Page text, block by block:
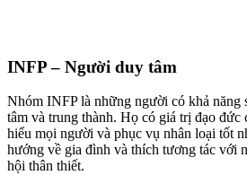
INFP – Người duy tâm
Nhóm INFP là những người có khả năng
tâm và trung thành. Họ có giá trị đạo đức
hiểu mọi người và phục vụ nhân loại tốt
hướng về gia đình và thích tương tác với
hội thân thiết.